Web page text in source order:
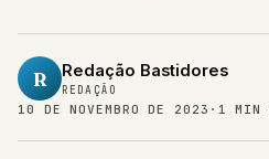
R Redação Bastidores
REDAÇÃO
10 DE NOVEMBRO DE 2023 · 1 MIN